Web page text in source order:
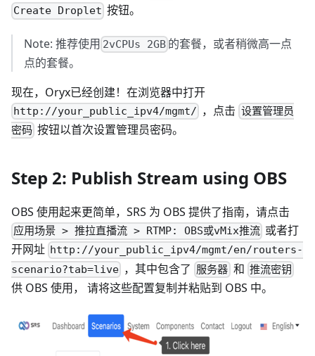
Create Droplet 按钮。
Note: 推荐使用 2vCPUs 2GB 的套餐，或者稍微高一点
点的套餐。
现在，Oryx已经创建！在浏览器中打开
http://your_public_ipv4/mgmt/ ，点击 设置管理员
密码 按钮以首次设置管理员密码。
Step 2: Publish Stream using OBS
OBS 使用起来更简单，SRS 为 OBS 提供了指南，请点击
应用场景 > 推拉直播流 > RTMP: OBS或vMix推流 或者打
开网址 http://your_public_ipv4/mgmt/en/routers-
scenario?tab=live ，其中包含了 服务器和 推流密钥
供 OBS 使用， 请将这些配置复制并粘贴到 OBS 中。